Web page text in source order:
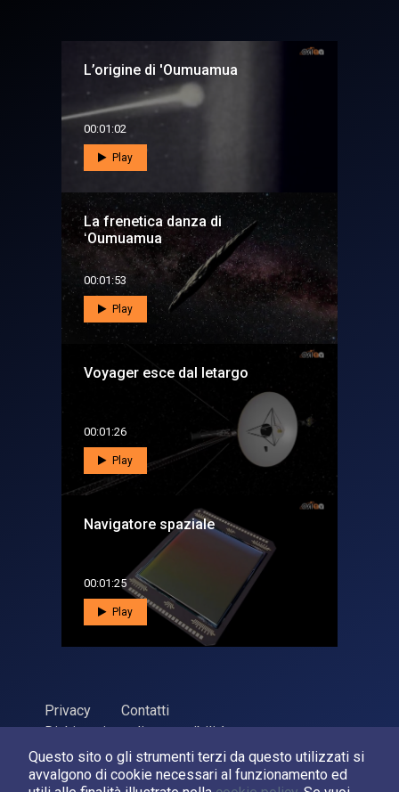
Questo sito o gli strumenti terzi da questo utilizzati si
avvalgono di cookie necessari al funzionamento ed
L’origine di 'Oumuamua
00:01:02
Play
La frenetica danza di
ʻOumuamua
00:01:53
Play
Voyager esce dal letargo
00:01:26
Play
Navigatore spaziale
00:01:25
Play
Privacy
Contatti
Dichiarazione di accessibilità
ASI Agenzia Spaziale Italiana, 2026. P.Iva 03638121008